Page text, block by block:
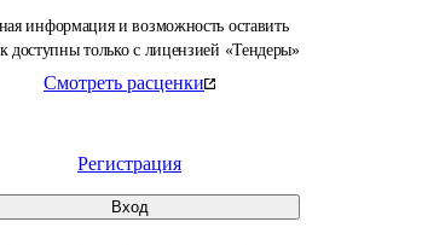
информация и возможность оставить
доступны только с лицензией «Тендеры»
Смотреть расценки
Регистрация
Вход